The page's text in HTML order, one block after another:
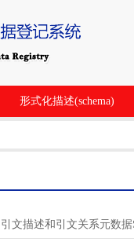
形式化描述(schema)
引文描述和引文关系元数据